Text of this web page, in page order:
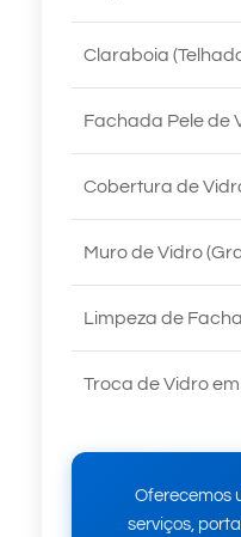
Claraboia
Fachada Pele de
Cobertura de
Muro de Vidro
Limpeza de
Troca de Vidro
Oferecemos
serviços,